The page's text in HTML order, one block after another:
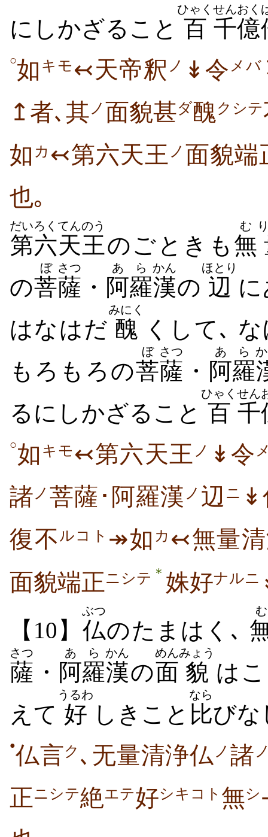
にしかざること 百
ひゃく
千億
せんおく
○如 キモ↢天帝釈 ノ ↡令 メバ
↥者､其 ノ 面貌甚ダ醜クシテ
如 カ ↢第六天王 ノ 面貌端
也｡
第六
だいろく
天王
てんのう
のごときも 無
む
の菩
ぼ
薩
さつ
・ 阿羅
あら
漢
かん
の 辺
ほとり
はなはだ 醜
みにく
くして､
もろもろの菩
ぼ
薩
さつ
・ 阿羅
あら
るにしかざること 百
ひゃく
千
せん
○如 キモ↢第六天王 ノ ↡令
諸 ノ 菩薩･阿羅漢 ノ 辺 ニ ↡
復不 ルコト ↠如 カ ↢無量
面貌端正ニシテ ＊ 姝好ナルニ
【10】 仏
ぶつ
のたまはく､
む
薩
さつ
・ 阿羅
あら
漢
かん
の面
めん
貌
みょう
は
えて 好
うるわ
しきこと 比
なら
び
●仏言ク ､无量清浄仏 ノ 諸
正ニシテ絶エテ好シキコト 無シ